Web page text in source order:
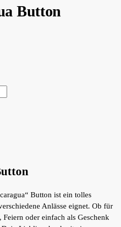
Button
Button ist ein tolles
Anlässe eignet. Ob für
Feiern oder einfach als Geschenk